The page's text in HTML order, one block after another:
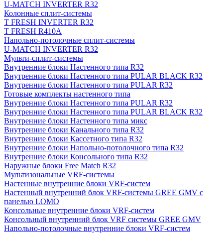
U-MATCH INVERTER R32
Колонные сплит-системы
T FRESH INVERTER R32
T FRESH R410A
Напольно-потолочные сплит-системы
U-MATCH INVERTER R32
Мульти-сплит-системы
Внутренние блоки Настенного типа R32
Внутренние блоки Настенного типа PULAR BLACK R32
Внутренние блоки Настенного типа PULAR R32
Готовые комплекты настенного типа
Внутренние блоки Настенного типа PULAR R32
Внутренние блоки Настенного типа PULAR BLACK R32
Внутренние блоки Настенного типа микс
Внутренние блоки Канального типа R32
Внутренние блоки Кассетного типа R32
Внутренние блоки Напольно-потолочного типа R32
Внутренние блоки Консольного типа R32
Наружные блоки Free Match R32
Мультизональные VRF-системы
Настенные внутренние блоки VRF-систем
Настенный внутренний блок VRF-системы GREE GMV с
панелью LOMO
Консольные внутренние блоки VRF-систем
Консольный внутренний блок VRF системы GREE GMV
Напольно-потолочные внутренние блоки VRF-систем